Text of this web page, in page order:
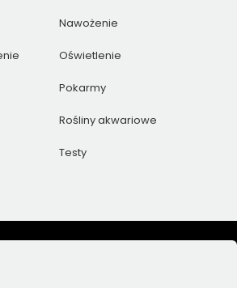
Nawożenie
Oświetlenie
Pokarmy
Rośliny akwariowe
Testy